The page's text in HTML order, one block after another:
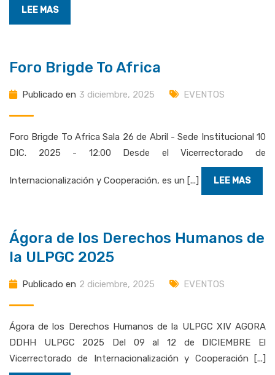
LEE MAS
Foro Brigde To Africa
Publicado en 3 diciembre, 2025 EVENTOS
Foro Brigde To Africa Sala 26 de Abril - Sede Institucional 10
DIC. 2025 - 12:00 Desde el Vicerrectorado de
Internacionalización y Cooperación, es un [...] LEE MAS
Ágora de los Derechos Humanos de
la ULPGC 2025
Publicado en 2 diciembre, 2025 EVENTOS
Ágora de los Derechos Humanos de la ULPGC XIV AGORA
DDHH ULPGC 2025 Del 09 al 12 de DICIEMBRE El
Vicerrectorado de Internacionalización y Cooperación [...]